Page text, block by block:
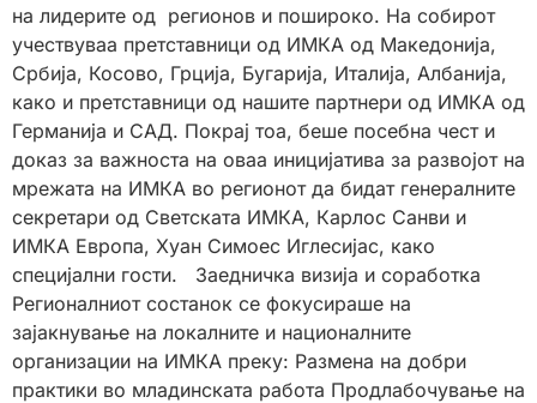
на лидерите од регионов и пошироко. На собирот
учествуваа претставници од ИМКА од Македонија,
Србија, Косово, Грција, Бугарија, Италија, Албанија,
како и претставници од нашите партнери од ИМКА од
Германија и САД. Покрај тоа, беше посебна чест и
доказ за важноста на оваа иницијатива за развојот на
мрежата на ИМКА во регионот да бидат генералните
секретари од Светската ИМКА, Карлос Санви и
ИМКА Европа, Хуан Симоес Иглесијас, како
специјални гости. Заедничка визија и соработка
Регионалниот состанок се фокусираше на
зајакнување на локалните и националните
организации на ИМКА преку: Размена на добри
практики во младинската работа Продлабочување на